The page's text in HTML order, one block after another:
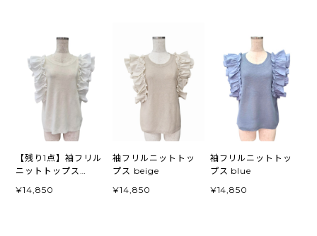
【残り1点】袖フリル
ニットトップス
¥14,850
袖フリルニットトッ
プス beige
¥14,850
袖フリルニットトッ
プス blue
¥14,850